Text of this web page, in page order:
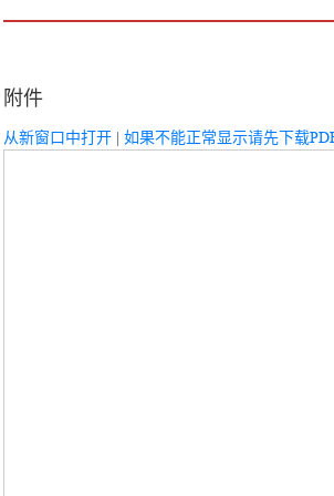
附件
从新窗口中打开 | 如果不能正常显示请先下载